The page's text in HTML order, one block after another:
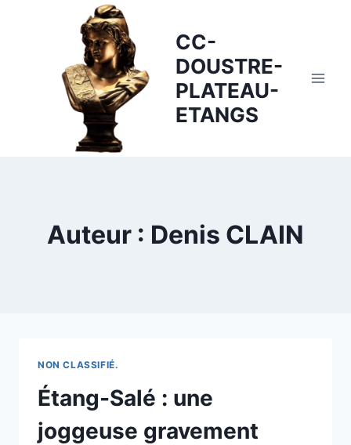
CC-
DOUSTRE-
PLATEAU-
ETANGS
Auteur : Denis CLAIN
NON CLASSIFIÉ.
Étang-Salé : une
joggeuse gravement